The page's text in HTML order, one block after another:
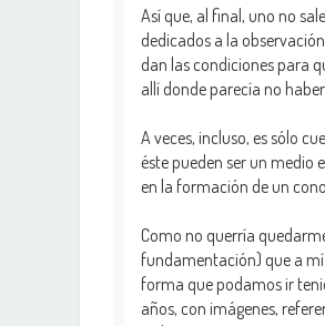
Así que, al final, uno no
dedicados a la
dan las condiciones para
allí donde parecía no
A veces, incluso, es sólo
éste pueden ser un medio
en la formación de un
Como no querría
fundamentación) que a mí
forma que podamos ir
años, con imágenes,